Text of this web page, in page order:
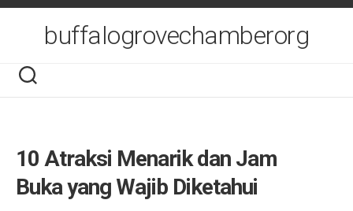
Skip
buffalogrovechamberorg
10 Atraksi Menarik dan Jam
Buka yang Wajib Diketahui